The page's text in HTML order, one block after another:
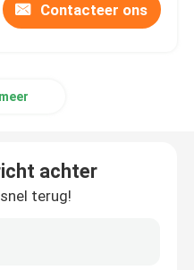
Contacteer ons
achter
terug!